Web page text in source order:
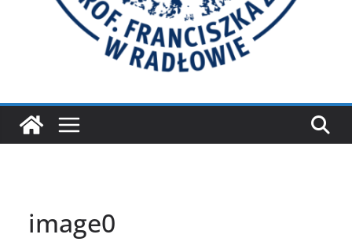
image0